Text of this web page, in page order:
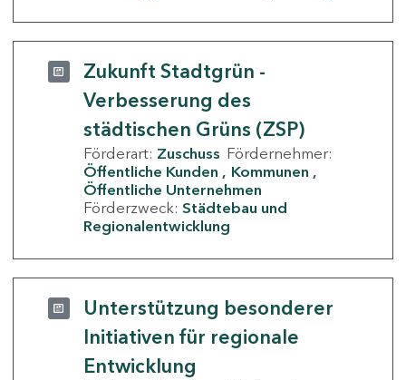
Zukunft Stadtgrün -
Verbesserung des
städtischen Grüns (ZSP)
Förderart: Zuschuss Fördernehmer:
Öffentliche Kunden
Kommunen
Öffentliche Unternehmen
Förderzweck: Städtebau und
Regionalentwicklung
Unterstützung besonderer
Initiativen für regionale
Entwicklung